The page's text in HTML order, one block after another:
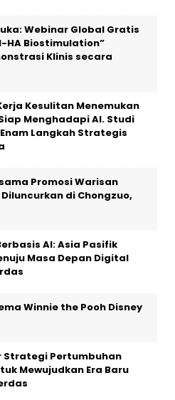
Webinar Global Gratis
HA Biostimulation”
Klinis secara
Kesulitan Menemukan
Menghadapi AI. Studi
Langkah Strategis
Promosi Warisan
di Chongzuo,
AI: Asia Pasifik
Masa Depan Digital
Winnie the Pooh Disney
Strategi Pertumbuhan
Mewujudkan Era Baru